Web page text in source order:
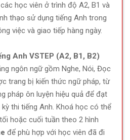
học viên ở trình độ A2, B1 và
thạo sử dụng tiếng Anh trong
việc và giao tiếp hàng ngày.
Anh VSTEP (A2, B1, B2)
ngôn ngữ gồm Nghe, Nói, Đọc
trang bị kiến thức ngữ pháp, từ
pháp ôn luyện hiệu quả để đạt
thi tiếng Anh. Khoá học có thể
hoặc cuối tuần theo 2 hình
để phù hợp với học viên đã đi